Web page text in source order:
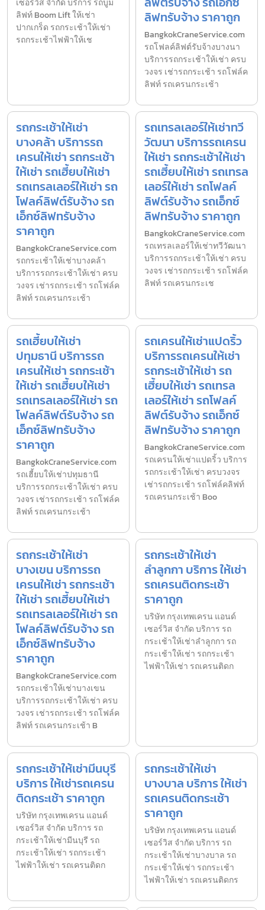
เซอร์วิส จำกัด บริการ รถบูม
ลิฟท์ Boom Lift ให้เช่า
ปากเกร็ด รถกระเช้าให้เช่า
รถกระเช้าไฟฟ้าให้เช
ลิฟทรับจ้าง ราคาถูก
BangkokCraneService.com
รถโฟลค์ลิฟต์รับจ้างบางนา
บริการรถกระเช้าให้เช่า ครบ
วงจร เช่ารถกระเช้า รถโฟล์ค
ลิฟท์ รถเครนกระเช้า
รถกระเช้าให้เช่า
บางคล้า บริการรถ
เครนให้เช่า รถกระเช้า
ให้เช่า รถเฮี้ยบให้เช่า
รถเทรลเลอร์ให้เช่า รถ
โฟลค์ลิฟต์รับจ้าง รถ
เอ็กซ์ลิฟทรับจ้าง
ราคาถูก
BangkokCraneService.com
รถกระเช้าให้เช่าบางคล้า
บริการรถกระเช้าให้เช่า ครบ
วงจร เช่ารถกระเช้า รถโฟล์ค
ลิฟท์ รถเครนกระเช้า
รถเทรลเลอร์ให้เช่าทวี
วัฒนา บริการรถเครน
ให้เช่า รถกระเช้าให้เช่า
รถเฮี้ยบให้เช่า รถเทรล
เลอร์ให้เช่า รถโฟลค์
ลิฟต์รับจ้าง รถเอ็กซ์
ลิฟทรับจ้าง ราคาถูก
BangkokCraneService.com
รถเทรลเลอร์ให้เช่าทวีวัฒนา
บริการรถกระเช้าให้เช่า ครบ
วงจร เช่ารถกระเช้า รถโฟล์ค
ลิฟท์ รถเครนกระเช
รถเฮี้ยบให้เช่า
ปทุมธานี บริการรถ
เครนให้เช่า รถกระเช้า
ให้เช่า รถเฮี้ยบให้เช่า
รถเทรลเลอร์ให้เช่า รถ
โฟลค์ลิฟต์รับจ้าง รถ
เอ็กซ์ลิฟทรับจ้าง
ราคาถูก
BangkokCraneService.com
รถเฮี้ยบให้เช่าปทุมธานี
บริการรถกระเช้าให้เช่า ครบ
วงจร เช่ารถกระเช้า รถโฟล์ค
ลิฟท์ รถเครนกระเช้า
รถเครนให้เช่าแปดริ้ว
บริการรถเครนให้เช่า
รถกระเช้าให้เช่า รถ
เฮี้ยบให้เช่า รถเทรล
เลอร์ให้เช่า รถโฟลค์
ลิฟต์รับจ้าง รถเอ็กซ์
ลิฟทรับจ้าง ราคาถูก
BangkokCraneService.com
รถเครนให้เช่าแปดริ้ว บริการ
รถกระเช้าให้เช่า ครบวงจร
เช่ารถกระเช้า รถโฟล์คลิฟท์
รถเครนกระเช้า Boo
รถกระเช้าให้เช่า
บางเขน บริการรถ
เครนให้เช่า รถกระเช้า
ให้เช่า รถเฮี้ยบให้เช่า
รถเทรลเลอร์ให้เช่า รถ
โฟลค์ลิฟต์รับจ้าง รถ
เอ็กซ์ลิฟทรับจ้าง
ราคาถูก
BangkokCraneService.com
รถกระเช้าให้เช่าบางเขน
บริการรถกระเช้าให้เช่า ครบ
วงจร เช่ารถกระเช้า รถโฟล์ค
ลิฟท์ รถเครนกระเช้า B
รถกระเช้าให้เช่า
ลำลูกกา บริการ ให้เช่า
รถเครนติดกระเช้า
ราคาถูก
บริษัท กรุงเทพเครน แอนด์
เซอร์วิส จำกัด บริการ รถ
กระเช้าให้เช่าลำลูกกา รถ
กระเช้าให้เช่า รถกระเช้า
ไฟฟ้าให้เช่า รถเครนติดก
รถกระเช้าให้เช่ามีนบุรี
บริการ ให้เช่ารถเครน
ติดกระเช้า ราคาถูก
บริษัท กรุงเทพเครน แอนด์
เซอร์วิส จำกัด บริการ รถ
กระเช้าให้เช่ามีนบุรี รถ
กระเช้าให้เช่า รถกระเช้า
ไฟฟ้าให้เช่า รถเครนติดก
รถกระเช้าให้เช่า
บางบาล บริการ ให้เช่า
รถเครนติดกระเช้า
ราคาถูก
บริษัท กรุงเทพเครน แอนด์
เซอร์วิส จำกัด บริการ รถ
กระเช้าให้เช่าบางบาล รถ
กระเช้าให้เช่า รถกระเช้า
ไฟฟ้าให้เช่า รถเครนติดกร